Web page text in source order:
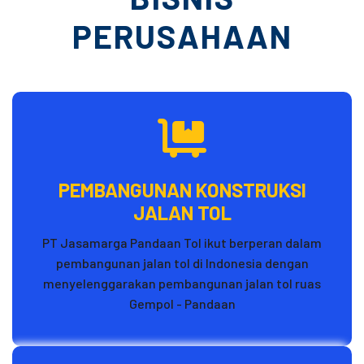
PERUSAHAAN
PEMBANGUNAN KONSTRUKSI
JALAN TOL
PT Jasamarga Pandaan Tol ikut berperan dalam
pembangunan jalan tol di Indonesia dengan
menyelenggarakan pembangunan jalan tol ruas
Gempol - Pandaan